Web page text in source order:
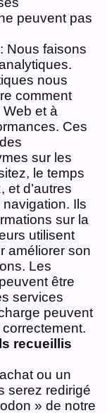
peuvent pas
Nous faisons
nous
comment
et à
Ces
sur les
le temps
et d’autres
Ils
sur la
utilisent
améliorer son
Les
être
services
peuvent
recueillis
ou un
serez redirigé
» de notre